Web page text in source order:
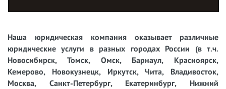
Наша юридическая компания оказывает различные
юридические услуги в разных городах России (в т.ч.
Новосибирск, Томск, Омск, Барнаул, Красноярск,
Кемерово, Новокузнецк, Иркутск, Чита, Владивосток,
Москва, Санкт-Петербург, Екатеринбург, Нижний